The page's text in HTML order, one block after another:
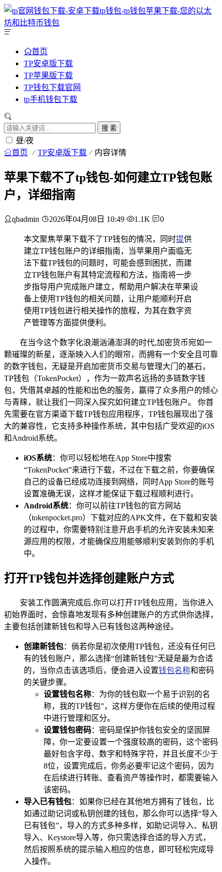
首页
TP安卓版下载
TP苹果版下载
TP钱包下载官网
tp手机钱包下载
搜 索
昼/夜
首页 TP安卓版下载 内容详情
苹果下载不了tp钱包-如何建立TP钱包账
户，详细指南
qbadmin 2026年04月08日 10:49 1.1K 0
本文聚焦苹果下载不了TP钱包的情况，同时提供
建立TP钱包账户的详细指南，当苹果用户面临无
法下载TP钱包的问题时，可能会感到困扰，而建
立TP钱包账户有其特定流程和方法，指南将一步
步指导用户完成账户建立，帮助用户解决在苹果设
备上使用TP钱包的相关问题，让用户能顺利开启
使用TP钱包进行相关操作的旅程，为其在数字资
产管理等方面提供便利。
在当今这个数字化浪潮汹涌澎湃的时代,加密货币宛如一
颗璀璨的新星，逐渐映入人们的眼帘，而拥有一个安全且可靠
的数字钱包，无疑是开启加密货币交易与管理大门的基石，
TP钱包（TokenPocket），作为一款声名远扬的多链数字钱
包，凭借其卓越的性能和出色的服务，赢得了众多用户的倾心
与青睐，就让我们一同深入探究如何建立TP钱包账户。 你首
先需要在官方渠道下载TP钱包应用程序，TP钱包展现出了强
大的兼容性，它支持多种操作系统，其中包括广受欢迎的iOS
和Android系统。
iOS系统：你可以轻松地在App Store中搜索
“TokenPocket”来进行下载，不过在下载之前，你要确保
自己的设备已经成功连接到网络，同时App Store的账号
设置准确无误，这样才能保证下载过程顺利进行。
Android系统：你可以前往TP钱包的官方网站
（tokenpocket.pro）下载对应的APK文件，在下载和安装
的过程中，你需要特别注意开启手机的允许安装未知来
源应用的权限，才能确保应用能够顺利安装到你的手机
中。
打开TP钱包并选择创建账户方式
安装工作圆满完成后,你可以打开TP钱包应用，当你进入
初始界面时，会惊喜地发现有多种创建账户的方式供你选择，
主要包括创建新钱包和导入已有钱包这两种途径。
创建新钱包：倘若你是初次使用TP钱包，还没有任何已
有的钱包账户，那么选择“创建新钱包”无疑是最为合适
的，当你点击该选项后，便会进入设置钱包名称和密码
的关键步骤。
设置钱包名称：为你的钱包取一个易于识别的名
称，我的TP钱包”，这样方便你在后续的使用过程
中进行管理和区分。
设置钱包密码：密码是保护你钱包安全的坚固屏
障，你一定要设置一个强度较高的密码，这个密码
最好包含字母、数字和特殊字符，并且长度不少于
8位，设置完成后，你务必要牢记这个密码，因为
在后续进行转账、查看资产等操作时，都需要输入
该密码。
导入已有钱包：如果你已经在其他地方拥有了钱包，比
如通过助记词或私钥创建的钱包，那么你可以选择“导入
已有钱包”，导入的方式多种多样，如助记词导入、私钥
导入、Keystore导入等，你只需选择合适的导入方式，
然后按照系统的提示输入相应的信息，即可轻松完成导
入操作。